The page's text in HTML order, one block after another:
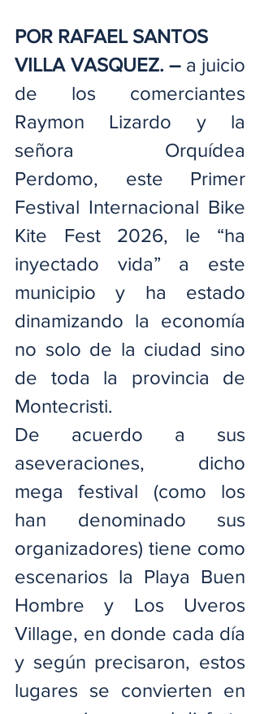
POR RAFAEL SANTOS
VILLA VASQUEZ. – a juicio
de los comerciantes
Raymon Lizardo y la
señora Orquídea
Perdomo, este Primer
Festival Internacional Bike
Kite Fest 2026, le “ha
inyectado vida” a este
municipio y ha estado
dinamizando la economía
no solo de la ciudad sino
de toda la provincia de
Montecristi.
De acuerdo a sus
aseveraciones, dicho
mega festival (como los
han denominado sus
organizadores) tiene como
escenarios la Playa Buen
Hombre y Los Uveros
Village, en donde cada día
y según precisaron, estos
lugares se convierten en